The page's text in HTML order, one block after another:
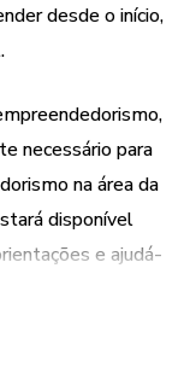
seus negócios.
sua Carreira
que o ajudará
desde o início,
necessário para
na área da
disponível
e ajudá-